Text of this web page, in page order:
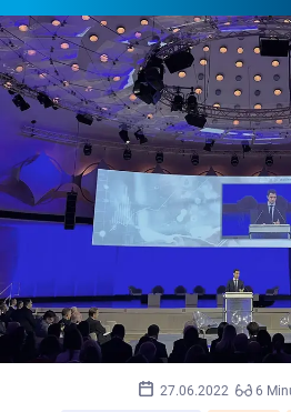
27.06.2022 6